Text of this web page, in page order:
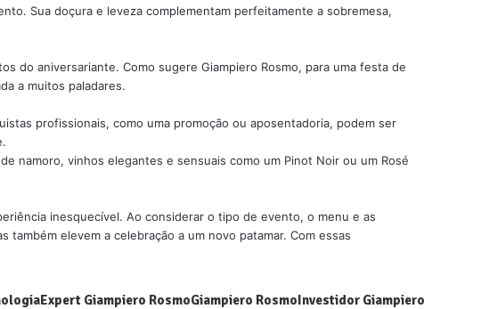
Sua doçura e leveza complementam perfeitamente a sobremesa,
do aniversariante. Como sugere Giampiero Rosmo, para uma festa de
a muitos paladares.
profissionais, como uma promoção ou aposentadoria, podem ser
namoro, vinhos elegantes e sensuais como um Pinot Noir ou um Rosé
inesquecível. Ao considerar o tipo de evento, o menu e as
elevem a celebração a um novo patamar. Com essas
Expert Giampiero RosmoGiampiero RosmoInvestidor Giampiero